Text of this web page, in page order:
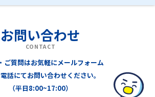
お問い合わせ
CONTACT
ご質問はお気軽にメールフォーム
話にてお問い合わせください。
（平日8:00~17:00）